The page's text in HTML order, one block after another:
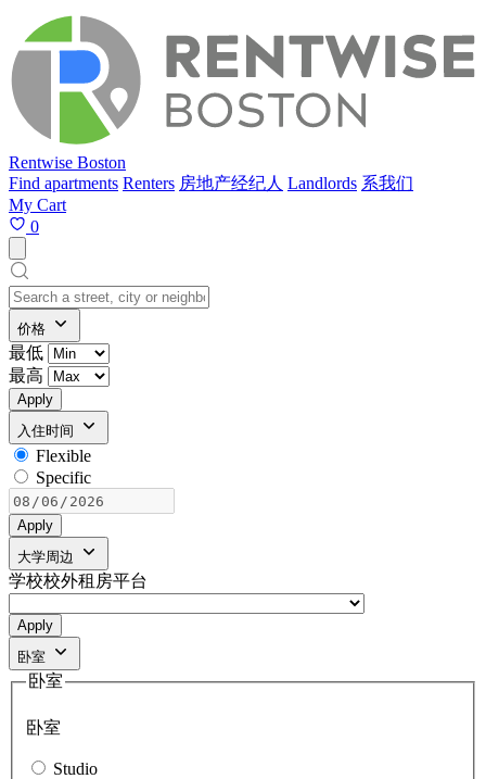
Rentwise Boston
Find apartments Renters 房地产经纪人 Landlords 系我们
My Cart
0
价格
最低
最高
Apply
入住时间
Flexible
Specific
Apply
大学周边
学校校外租房平台
Apply
卧室
卧室
卧室
Studio